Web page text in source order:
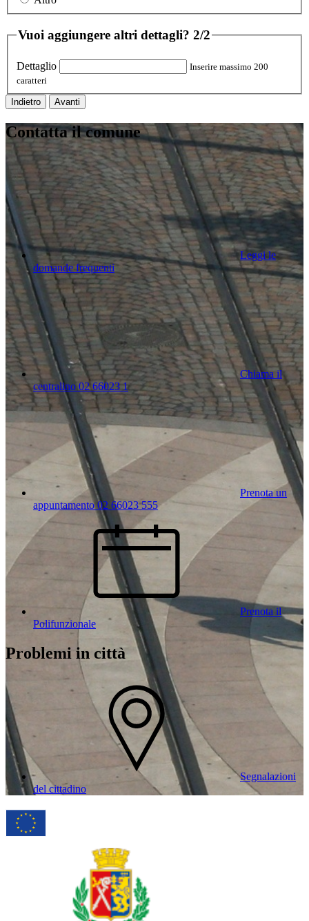
Vuoi aggiungere altri dettagli? 2/2
Dettaglio
Inserire massimo 200
caratteri
Indietro Avanti
Contatta il comune
Leggi le
domande frequenti
Chiama il
centralino 02 66023 1
Prenota un
appuntamento 02 66023 555
Prenota il
Polifunzionale
Problemi in città
Segnalazioni
del cittadino